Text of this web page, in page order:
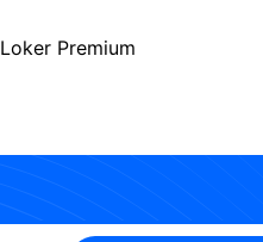
Loker Premium